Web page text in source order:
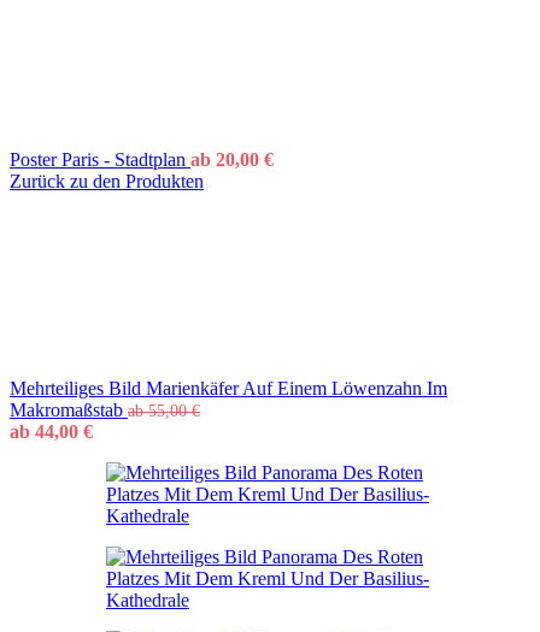
Poster Paris - Stadtplan ab 20,00 €
Zurück zu den Produkten
Mehrteiliges Bild Marienkäfer Auf Einem Löwenzahn Im
Makromaßstab ab55,00€
ab 44,00 €